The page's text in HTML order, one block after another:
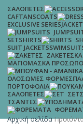
ΣΑΛΟΠΈΤΕΣ
CAFTANSCOATS
EXCLUSIVE SERIES
SETSHIRTS
SUIT JACKETS
ΖΑΚΈΤΕΣ
ΜΑΓΙΌΜΆΣΚΑ
ΟΛΌΣΩΜΕΣ ΦΌΡΜΕΣ
ΠΟΡΤΟΦΌΛΙΑ
ΣΑΛΟΠΈΤΕΣ
ΣΕΤ
ΤΣΆΝΤΕΣ
Αρχική σελίδα